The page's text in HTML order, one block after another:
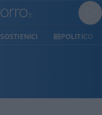
SOSTIENICI POLITICO